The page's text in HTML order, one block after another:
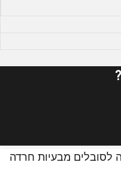
לסובלים מבעיות חרדה